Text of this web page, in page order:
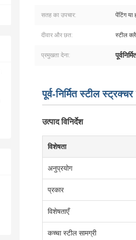
सतह का उपचार: पेंटिंग या
दीवार और छत: स्टील
प्रमुखता देना:
पूर्व-निर्मित स्टील
उत्पाद विनिर्देश
विशेषता
अनुप्रयोग
प्रकार
विशेषताएँ
कच्चा स्टील सामग्री